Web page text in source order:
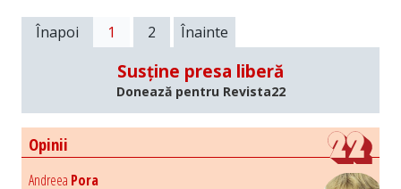
Înapoi 1 2 Înainte
Susține presa liberă
Donează pentru Revista22
Opinii
Andreea Pora